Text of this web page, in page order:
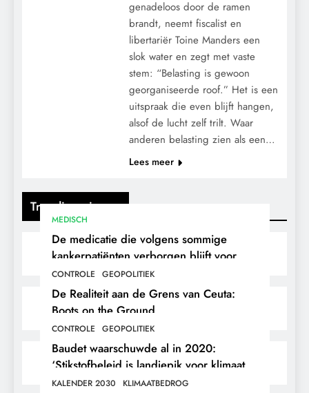
Trending nieuws
MEDISCH
De medicatie die volgens sommige
kankerpatiënten verborgen blijft voor
hun eigen arts.
CONTROLE GEOPOLITIEK
De Realiteit aan de Grens van Ceuta:
Boots on the Ground.
CONTROLE GEOPOLITIEK
Baudet waarschuwde al in 2020:
‘Stikstofbeleid is landjepik voor klimaat
en immigratie’.
KALENDER 2030 KLIMAATBEDROG
genadeloos door de ramen
brandt, neemt fiscalist en
libertariër Toine Manders een
slok water en zegt met vaste
stem: “Belasting is gewoon
georganiseerde roof.” Het is een
uitspraak die even blijft hangen,
alsof de lucht zelf trilt. Waar
anderen belasting zien als een…
Lees meer